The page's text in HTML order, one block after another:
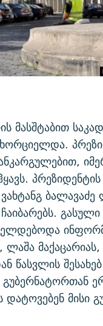
COVID-19
ᲘᲡᲢᲝᲠᲘᲐ
- ᲐᲛᲝᲣᲗᲥᲛᲔᲚᲘ
საიტი
მასშტაბით
ბალავაძე
მაქაცარიას,
წასვლის
დატოვებენ მისი